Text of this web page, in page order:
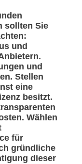
sollten Sie
und
und
Stellen
eine
besitzt.
Wählen
für
gründliche
dieser